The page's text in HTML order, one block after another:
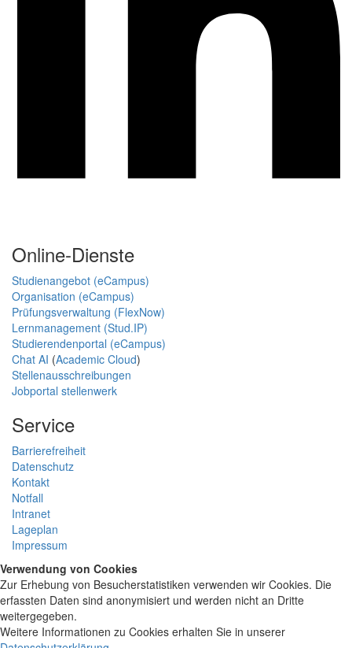
Online-Dienste
Studienangebot (eCampus)
Organisation (eCampus)
Prüfungsverwaltung (FlexNow)
Lernmanagement (Stud.IP)
Studierendenportal (eCampus)
Chat AI (Academic Cloud)
Stellenausschreibungen
Jobportal stellenwerk
Service
Barrierefreiheit
Datenschutz
Kontakt
Notfall
Intranet
Lageplan
Impressum
Verwendung von Cookies
Zur Erhebung von Besucherstatistiken verwenden wir Cookies. Die
erfassten Daten sind anonymisiert und werden nicht an Dritte
weitergegeben.
Weitere Informationen zu Cookies erhalten Sie in unserer